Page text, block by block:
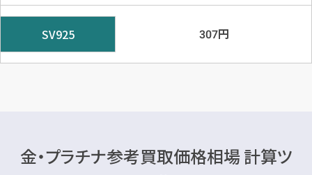
SV925 307円
金・プラチナ参考買取価格相場 計算ツ